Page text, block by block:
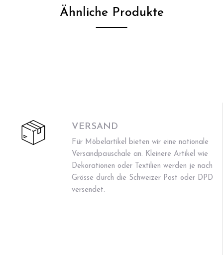
Ähnliche Produkte
VERSAND
Für Möbelartikel bieten wir eine nationale
Versandpauschale an. Kleinere Artikel wie
Dekorationen oder Textilien werden je nach
Grösse durch die Schweizer Post oder DPD
versendet.